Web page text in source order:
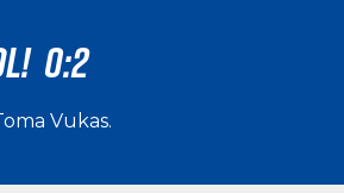
0:2
Vukas.